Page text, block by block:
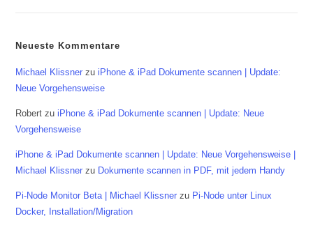
Neueste Kommentare
Michael Klissner zuiPhone & iPad Dokumente scannen | Update:
Neue Vorgehensweise
Robert zuiPhone & iPad Dokumente scannen | Update: Neue
Vorgehensweise
iPhone & iPad Dokumente scannen | Update: Neue Vorgehensweise |
Michael Klissner zu Dokumente scannen in PDF, mit jedem Handy
Pi-Node Monitor Beta | Michael Klissner zu Pi-Node unter Linux
Docker, Installation/Migration